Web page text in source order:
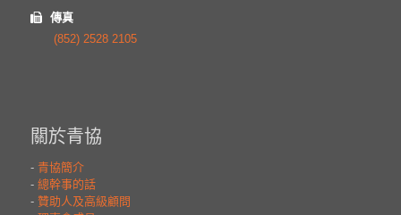
傳真
(852) 2528 2105